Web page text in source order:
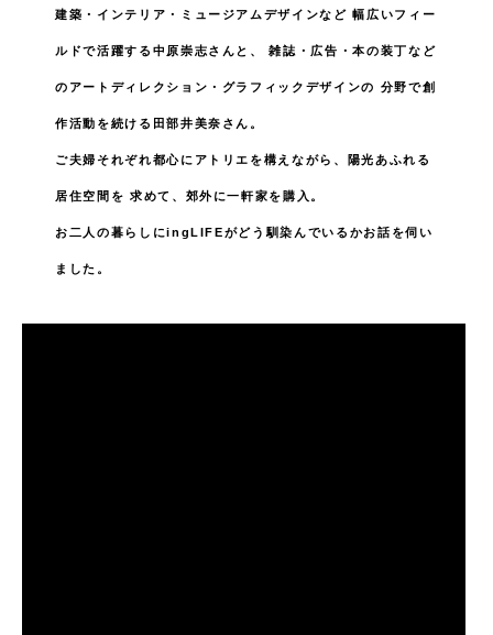
建築・インテリア・ミュージアムデザインなど 幅広いフィー
ルドで活躍する中原崇志さんと、 雑誌・広告・本の装丁など
のアートディレクション・グラフィックデザインの 分野で創
作活動を続ける田部井美奈さん。
ご夫婦それぞれ都心にアトリエを構えながら、陽光あふれる
居住空間を 求めて、郊外に一軒家を購入。
お二人の暮らしにingLIFEがどう馴染んでいるかお話を伺い
ました。